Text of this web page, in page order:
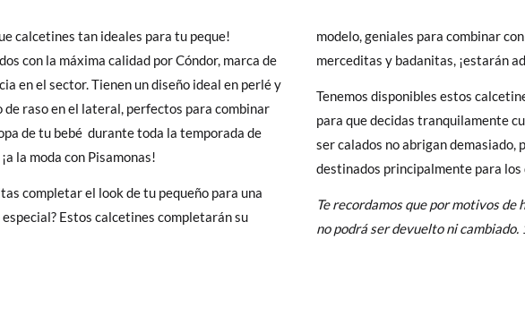
calcetines tan ideales para tu peque!
con la máxima calidad por Cóndor, marca de
en el sector. Tienen un diseño ideal en perlé y
de raso en el lateral, perfectos para combinar
de tu bebé durante toda la temporada de
la moda con Pisamonas!
completar el look de tu pequeño para una
especial? Estos calcetines completarán su
modelo, geniales para combinar
merceditas y badanitas, ¡estarán
Tenemos disponibles estos
para que decidas tranquilamente
ser calados no abrigan demasiado,
destinados principalmente para los
Te recordamos que por motivos de
no podrá ser devuelto ni cambiado.
del envío estándar gratuito (2-3 días laborables), en caso de que prefieras acelerar el
(3,95€) elegir Envío Urgente en Península.
el tiempo de envío es de 3-4 días laborables.
envíos y cambios gratis, sin importe mínimo, sin preguntas. El precio final será
cuando te lleguen no te valen, sólo tienes que entrar en la sección
Cambios &
la petición de cambio. Nuestro equipo Atención al Cliente se encargará de todo: te
recogeremos la primera, sin gastos, en unos pocos días!
000 00 2 4
15-19 15-19 15-19
50-58cm 83-94cm 95-106cm